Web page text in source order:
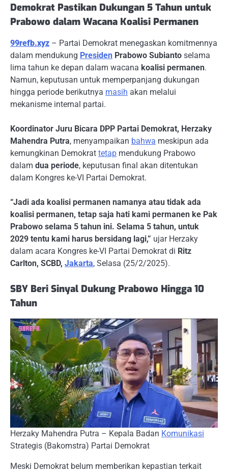
Demokrat Pastikan Dukungan 5 Tahun untuk
Prabowo dalam Wacana Koalisi Permanen
99refb.xyz – Partai Demokrat menegaskan komitmennya
dalam mendukung Presiden Prabowo Subianto selama
lima tahun ke depan dalam wacana koalisi permanen.
Namun, keputusan untuk memperpanjang dukungan
hingga periode berikutnya masih akan melalui
mekanisme internal partai.
Koordinator Juru Bicara DPP Partai Demokrat, Herzaky
Mahendra Putra, menyampaikan bahwa meskipun ada
kemungkinan Demokrat tetap mendukung Prabowo
dalam dua periode, keputusan final akan ditentukan
dalam Kongres ke-VI Partai Demokrat.
“Jadi ada koalisi permanen namanya atau tidak ada
koalisi permanen, tetap saja hati kami permanen ke Pak
Prabowo selama 5 tahun ini. Selama 5 tahun, untuk
2029 tentu kami harus bersidang lagi,” ujar Herzaky
dalam acara Kongres ke-VI Partai Demokrat di Ritz
Carlton, SCBD, Jakarta, Selasa (25/2/2025).
SBY Beri Sinyal Dukung Prabowo Hingga 10
Tahun
Herzaky Mahendra Putra – Kepala Badan Komunikasi
Strategis (Bakomstra) Partai Demokrat
Meski Demokrat belum memberikan kepastian terkait